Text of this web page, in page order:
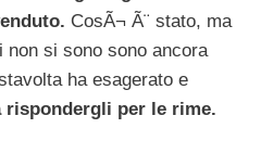
CosÃ¬ Ã¨ stato, ma
non si sono sono ancora
ha esagerato e
rispondergli per le rime.